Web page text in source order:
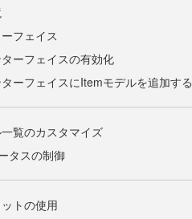
フェイス
ーフェイスの有効化
ーフェイスにItemモデルを追加する
覧のカスタマイズ
タスの制御
トの使用